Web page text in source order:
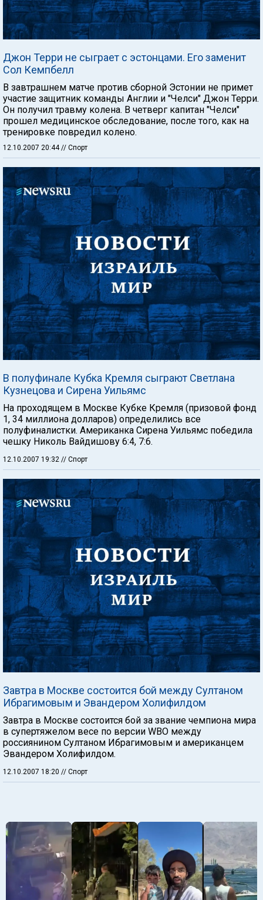
Джон Терри не сыграет с эстонцами. Его заменит
Сол Кемпбелл
В завтрашнем матче против сборной Эстонии не примет
участие защитник команды Англии и "Челси" Джон Терри.
Он получил травму колена. В четверг капитан "Челси"
прошел медицинское обследование, после того, как на
тренировке повредил колено.
12.10.2007 20:44 // Спорт
В полуфинале Кубка Кремля сыграют Светлана
Кузнецова и Сирена Уильямс
На проходящем в Москве Кубке Кремля (призовой фонд
1, 34 миллиона долларов) определились все
полуфиналистки. Американка Сирена Уильямс победила
чешку Николь Вайдишову 6:4, 7:6.
12.10.2007 19:32 // Спорт
Завтра в Москве состоится бой между Султаном
Ибрагимовым и Эвандером Холифилдом
Завтра в Москве состоится бой за звание чемпиона мира
в супертяжелом весе по версии WBO между
россиянином Султаном Ибрагимовым и американцем
Эвандером Холифилдом.
12.10.2007 18:20 // Спорт